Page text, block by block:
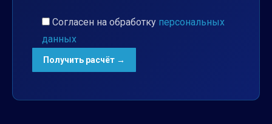
Согласен на обработку персональных
данных